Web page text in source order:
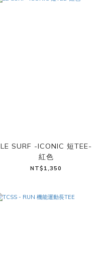
LE SURF -ICONIC 短TEE-
紅色
NT$1,350